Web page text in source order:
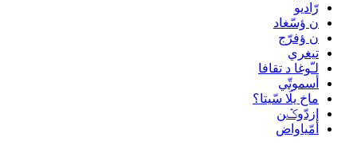
رّاديو
ن ؤسّغاد
ن ؤفرّج
تيغري
لـّوغا د تقافا
أسموتّي
ماخ يلَا سّيتا؟
إزدّوݣن
أمّياواض